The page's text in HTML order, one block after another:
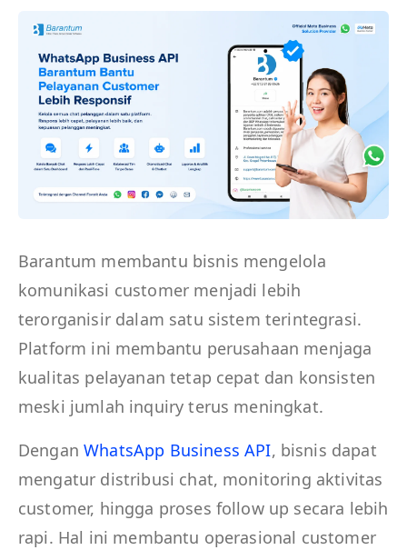
Barantum membantu bisnis mengelola
komunikasi customer menjadi lebih
terorganisir dalam satu sistem terintegrasi.
Platform ini membantu perusahaan menjaga
kualitas pelayanan tetap cepat dan konsisten
meski jumlah inquiry terus meningkat.
DenganWhatsApp Business API, bisnis dapat
mengatur distribusi chat, monitoring aktivitas
customer, hingga proses follow up secara lebih
rapi. Hal ini membantu operasional customer